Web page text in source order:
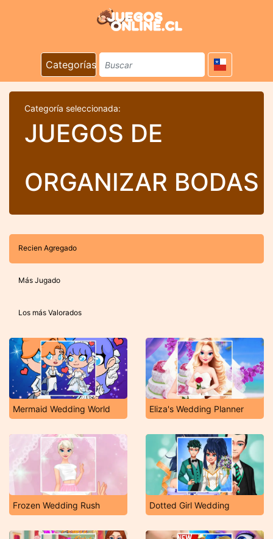
Categorías
Categoría seleccionada:
JUEGOS DE
ORGANIZAR BODAS
Recien Agregado
Más Jugado
Los más Valorados
Mermaid Wedding World Eliza's Wedding Planner
Frozen Wedding Rush Dotted Girl Wedding